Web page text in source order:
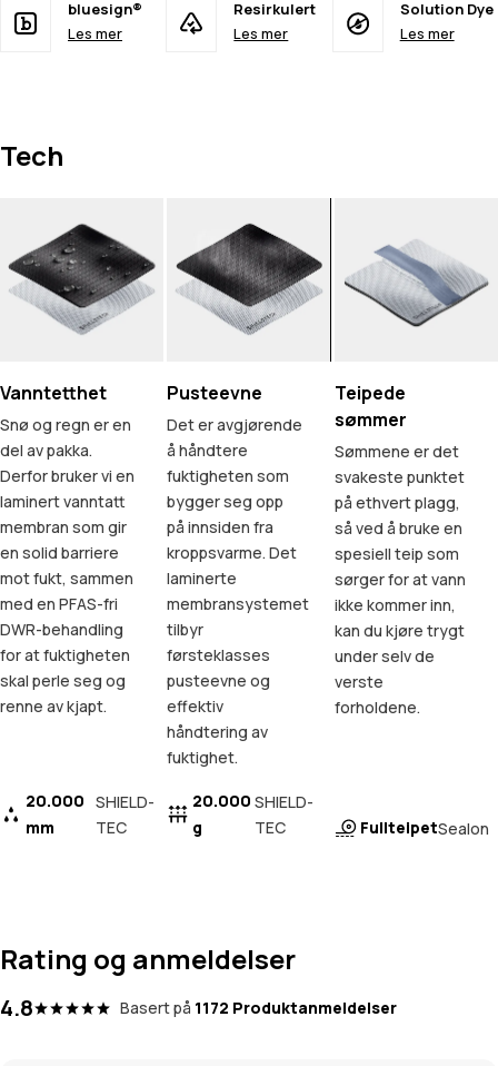
bluesign®
Les mer
Resirkulert
Les mer
Solution Dye
Les mer
Tech
Vanntetthet
Snø og regn er en
del av pakka.
Derfor bruker vi en
laminert vanntatt
membran som gir
en solid barriere
mot fukt, sammen
med en PFAS-fri
DWR-behandling
for at fuktigheten
skal perle seg og
renne av kjapt.
20.000
mm
SHIELD-
TEC
Pusteevne
Det er avgjørende
å håndtere
fuktigheten som
bygger seg opp
på innsiden fra
kroppsvarme. Det
laminerte
membransystemet
tilbyr
førsteklasses
pusteevne og
effektiv
håndtering av
fuktighet.
20.000
g
SHIELD-
TEC
Teipede
sømmer
Sømmene er det
svakeste punktet
på ethvert plagg,
så ved å bruke en
spesiell teip som
sørger for at vann
ikke kommer inn,
kan du kjøre trygt
under selv de
verste
forholdene.
FullteipetSealon
Rating og anmeldelser
4.8 Basert på 1172 Produktanmeldelser